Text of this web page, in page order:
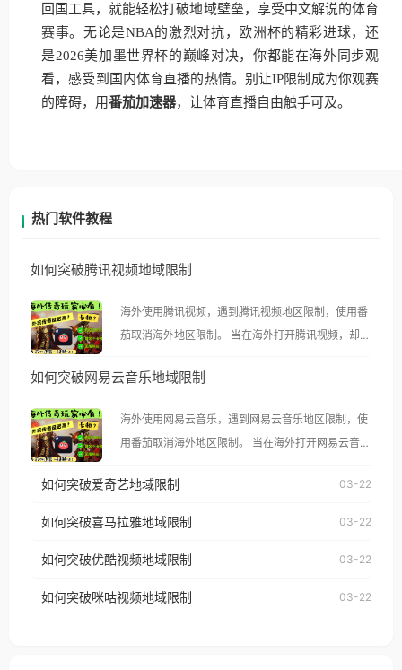
回国工具，就能轻松打破地域壁垒，享受中文解说的体育
赛事。无论是NBA的激烈对抗，欧洲杯的精彩进球，还
是2026美加墨世界杯的巅峰对决，你都能在海外同步观
看，感受到国内体育直播的热情。别让IP限制成为你观赛
的障碍，用番茄加速器，让体育直播自由触手可及。
热门软件教程
如何突破腾讯视频地域限制
海外使用腾讯视频，遇到腾讯视频地区限制，使用番
茄取消海外地区限制。 当在海外打开腾讯视频，却突
示语。 海外用户如香港、澳门、台湾、美国、加拿
像其他音乐平台一样，出现地区及版权限制问题，且
仅能在中国大陆地区播放。 遇到这个问题的朋友们，
使用番茄回国加速器，即可解决「海外用户收听腾讯
台湾、美国、加拿大、澳大利亚、欧洲等国家和地区
权限制所困扰。
如何突破网易云音乐地域限制
海外使用网易云音乐，遇到网易云音乐地区限制，使
用番茄取消海外地区限制。 当在海外打开网易云音
播放”的提示语。 海外用户如香港、澳门、台湾、美
国、加拿大、澳大利亚、欧洲等国家和地区时，网易
制问题，且仅能在中国大陆地区播放。 遇到这个问题
户收听网易云音乐地区版权限制」的问题，无论人在
如何突破爱奇艺地域限制 03-22
如何突破喜马拉雅地域限制 03-22
如何突破优酷视频地域限制 03-22
如何突破咪咕视频地域限制 03-22